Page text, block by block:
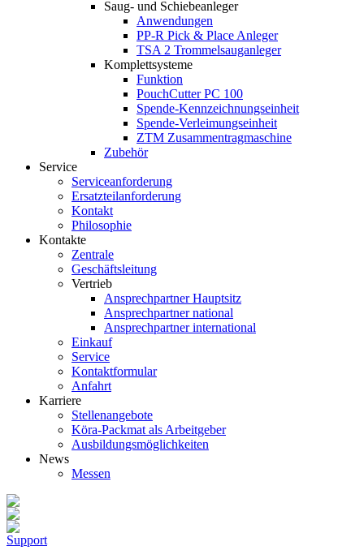
Saug- und Schiebeanleger
Anwendungen
PP-R Pick & Place Anleger
TSA 2 Trommelsauganleger
Komplettsysteme
Funktion
PouchCutter PC 100
Spende-Kennzeichnungseinheit
Spende-Verleimungseinheit
ZTM Zusammentragmaschine
Zubehör
Service
Serviceanforderung
Ersatzteilanforderung
Kontakt
Philosophie
Kontakte
Zentrale
Geschäftsleitung
Vertrieb
Ansprechpartner Hauptsitz
Ansprechpartner national
Ansprechpartner international
Einkauf
Service
Kontaktformular
Anfahrt
Karriere
Stellenangebote
Köra-Packmat als Arbeitgeber
Ausbildungsmöglichkeiten
News
Messen
Support